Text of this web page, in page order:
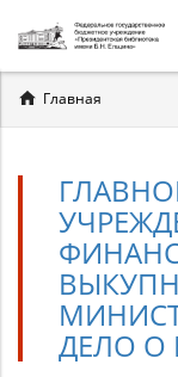
Вы
здесь
Главная
ДЕЛО О